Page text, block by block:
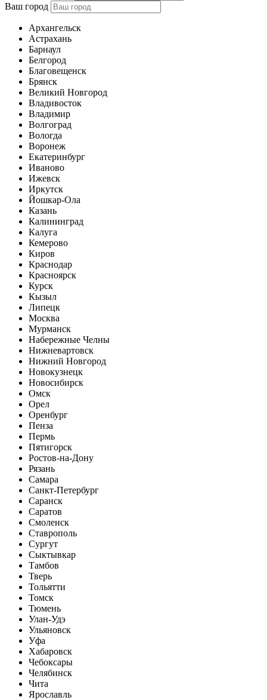
Ваш город
Архангельск
Астрахань
Барнаул
Белгород
Благовещенск
Брянск
Великий Новгород
Владивосток
Владимир
Волгоград
Вологда
Воронеж
Екатеринбург
Иваново
Ижевск
Иркутск
Йошкар-Ола
Казань
Калининград
Калуга
Кемерово
Киров
Краснодар
Красноярск
Курск
Кызыл
Липецк
Москва
Мурманск
Набережные Челны
Нижневартовск
Нижний Новгород
Новокузнецк
Новосибирск
Омск
Орел
Оренбург
Пенза
Пермь
Пятигорск
Ростов-на-Дону
Рязань
Самара
Санкт-Петербург
Саранск
Саратов
Смоленск
Ставрополь
Сургут
Сыктывкар
Тамбов
Тверь
Тольятти
Томск
Тюмень
Улан-Удэ
Ульяновск
Уфа
Хабаровск
Чебоксары
Челябинск
Чита
Ярославль